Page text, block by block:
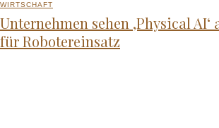
WIRTSCHAFT
Unternehmen sehen ‚Physical AI‘
für Robotereinsatz